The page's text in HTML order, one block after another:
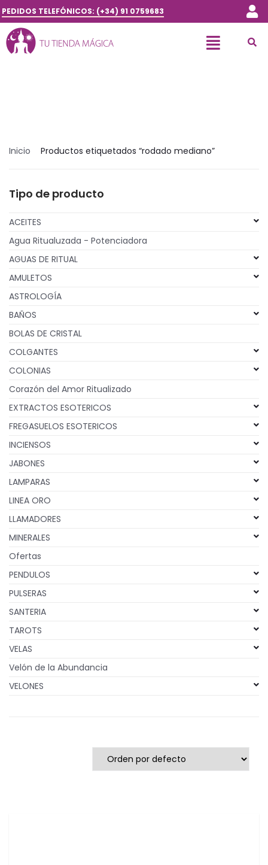
PEDIDOS TELEFÓNICOS: (+34) 91 0759683
Inicio Productos etiquetados “rodado mediano”
Tipo de producto
ACEITES
Agua Ritualuzada - Potenciadora
AGUAS DE RITUAL
AMULETOS
ASTROLOGÍA
BAÑOS
BOLAS DE CRISTAL
COLGANTES
COLONIAS
Corazón del Amor Ritualizado
EXTRACTOS ESOTERICOS
FREGASUELOS ESOTERICOS
INCIENSOS
JABONES
LAMPARAS
LINEA ORO
LLAMADORES
MINERALES
Ofertas
PENDULOS
PULSERAS
SANTERIA
TAROTS
VELAS
Velón de la Abundancia
VELONES